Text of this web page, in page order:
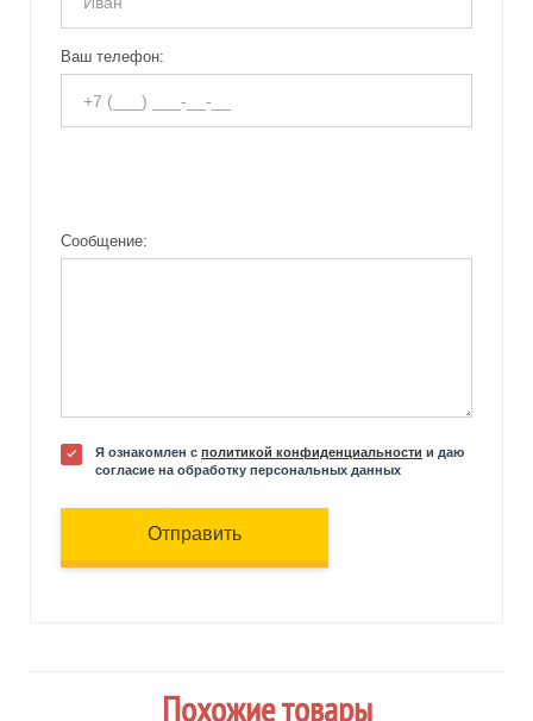
Ваш телефон:
Сообщение:
Я ознакомлен с политикой конфиденциальности и даю
согласие на обработку персональных данных
Отправить
Похожие товары